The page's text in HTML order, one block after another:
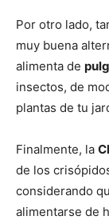
Por otro lado,
muy buena
alimenta de
insectos, de
plantas de tu
Finalmente, la
de los
considerando
alimentarse de